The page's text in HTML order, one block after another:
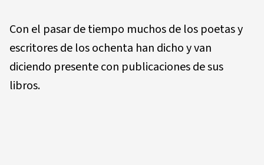
Con el pasar de tiempo muchos de los poetas y
escritores de los ochenta han dicho y van
diciendo presente con pu­blicaciones de sus
libros.